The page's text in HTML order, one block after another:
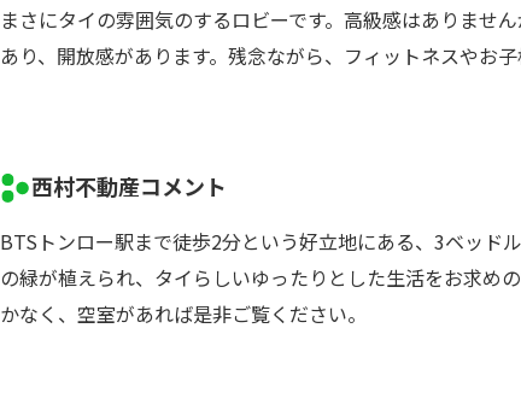
まさにタイの雰囲気のするロビーです。高級感はありませ
あり、開放感があります。残念ながら、フィットネスやお
西村不動産コメント
BTSトンロー駅まで徒歩2分という好立地にある、3ベッド
の緑が植えられ、タイらしいゆったりとした生活をお求め
かなく、空室があれば是非ご覧ください。